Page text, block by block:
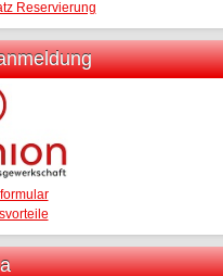
Reservierung